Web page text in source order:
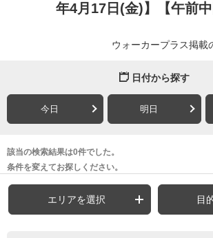
年4月17日(金)】【午前中
ウォーカープラス掲載
日付から探す
今日 明日
該当の検索結果は0件でした。
条件を変えてお探しください。
エリアを選択 目